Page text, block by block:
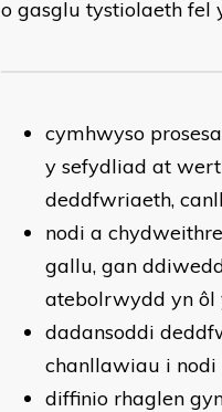
o gasglu tystiolaeth fel
cymhwyso
y sefydliad at
deddfwriaeth,
nodi a
gallu, gan
atebolrwydd yn ôl
dadansoddi
chanllawiau i
diffinio rhaglen